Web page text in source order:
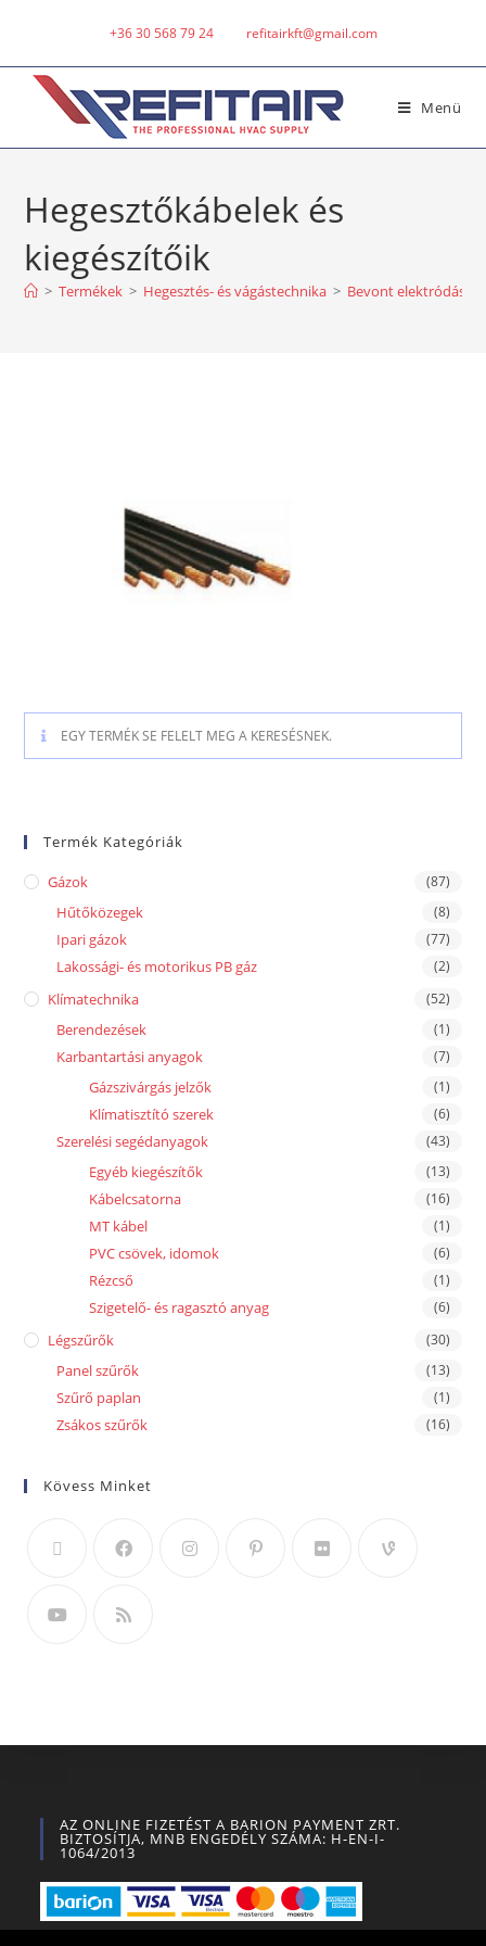
+36 30 568 79 24 refitairkft@gmail.com
Menü
Hegesztőkábelek és
kiegészítőik
> Termékek > Hegesztés- és vágástechnika > Bevont elektródás
EGY TERMÉK SE FELELT MEG A KERESÉSNEK.
Termék Kategóriák
Gázok (87)
Hűtőközegek (8)
Ipari gázok (77)
Lakossági- és motorikus PB gáz (2)
Klímatechnika (52)
Berendezések (1)
Karbantartási anyagok (7)
Gázszivárgás jelzők (1)
Klímatisztító szerek (6)
Szerelési segédanyagok (43)
Egyéb kiegészítők (13)
Kábelcsatorna (16)
MT kábel (1)
PVC csövek, idomok (6)
Rézcső (1)
Szigetelő- és ragasztó anyag (6)
Légszűrők (30)
Panel szűrők (13)
Szűrő paplan (1)
Zsákos szűrők (16)
Kövess Minket
AZ ONLINE FIZETÉST A BARION PAYMENT ZRT.
BIZTOSÍTJA, MNB ENGEDÉLY SZÁMA: H-EN-I-
1064/2013